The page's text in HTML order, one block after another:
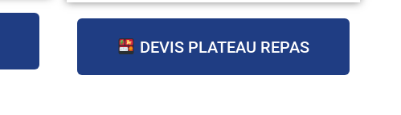
DEVIS PLATEAU REPAS